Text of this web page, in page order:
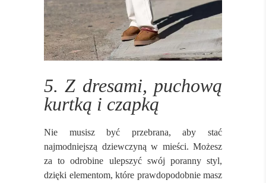
5. Z dresami, puchową
kurtką i czapką
Nie musisz być przebrana, aby stać
najmodniejszą dziewczyną w mieści. Możesz
za to odrobine ulepszyć swój poranny styl,
dzięki elementom, które prawdopodobnie masz